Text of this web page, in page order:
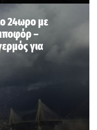
24ωρο με
–
για